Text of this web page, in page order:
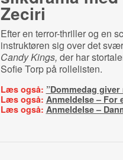
Zeciri
Efter en terror-thriller og en
instruktøren sig over det
Candy Kings, der har
Sofie Torp på rollelisten.
Læs også: ”Dommedag giver
Læs også: Anmeldelse – For
Læs også: Anmeldelse –